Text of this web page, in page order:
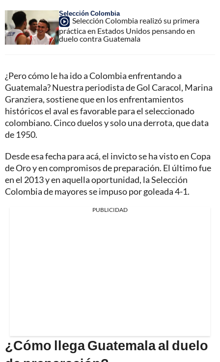
Selección Colombia
Selección Colombia realizó su primera
práctica en Estados Unidos pensando en
duelo contra Guatemala
¿Pero cómo le ha ido a Colombia enfrentando a
Guatemala? Nuestra periodista de Gol Caracol, Marina
Granziera, sostiene que en los enfrentamientos
históricos el aval es favorable para el seleccionado
colombiano. Cinco duelos y solo una derrota, que data
de 1950.
Desde esa fecha para acá, el invicto se ha visto en Copa
de Oro y en compromisos de preparación. El último fue
en el 2013 y en aquella oportunidad, la Selección
Colombia de mayores se impuso por goleada 4-1.
PUBLICIDAD
¿Cómo llega Guatemala al duelo